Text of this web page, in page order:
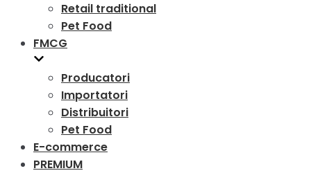
Retail traditional
Pet Food
FMCG
Producatori
Importatori
Distribuitori
Pet Food
E-commerce
PREMIUM